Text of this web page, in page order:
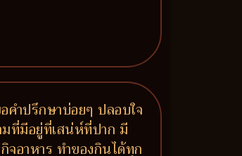
คำปรึกษาบ่อยๆ ปลอบใจ
มที่มีอยู่ที่เสน่ห์ที่ปาก มี
อาหาร ทำของกินได้ทุก